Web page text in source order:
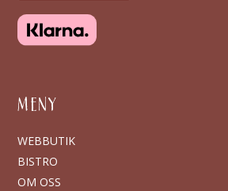
MENY
WEBBUTIK
BISTRO
OM OSS